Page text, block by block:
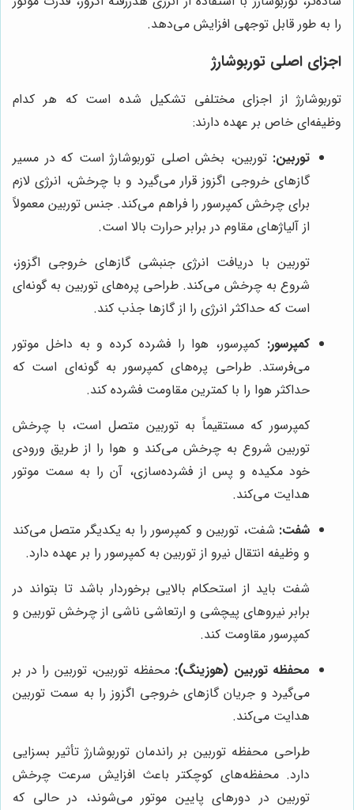
را به طور قابل توجهی افزایش می‌دهد.
اجزای اصلی توربوشارژ
توربوشارژ از اجزای مختلفی تشکیل شده است که هر کدام
وظیفه‌ای خاص بر عهده دارند:
توربین: توربین، بخش اصلی توربوشارژ است که در مسیر
گازهای خروجی اگزوز قرار می‌گیرد و با چرخش، انرژی لازم
برای چرخش کمپرسور را فراهم می‌کند. جنس توربین معمولاً
از آلیاژهای مقاوم در برابر حرارت بالا است.
توربین با دریافت انرژی جنبشی گازهای خروجی اگزوز،
شروع به چرخش می‌کند. طراحی پره‌های توربین به گونه‌ای
است که حداکثر انرژی را از گازها جذب کند.
کمپرسور: کمپرسور، هوا را فشرده کرده و به داخل موتور
می‌فرستد. طراحی پره‌های کمپرسور به گونه‌ای است که
حداکثر هوا را با کمترین مقاومت فشرده کند.
کمپرسور که مستقیماً به توربین متصل است، با چرخش
توربین شروع به چرخش می‌کند و هوا را از طریق ورودی
خود مکیده و پس از فشرده‌سازی، آن را به سمت موتور
هدایت می‌کند.
شفت: شفت، توربین و کمپرسور را به یکدیگر متصل می‌کند
و وظیفه انتقال نیرو از توربین به کمپرسور را بر عهده دارد.
شفت باید از استحکام بالایی برخوردار باشد تا بتواند در
برابر نیروهای پیچشی و ارتعاشی ناشی از چرخش توربین و
کمپرسور مقاومت کند.
محفظه توربین (هوزینگ): محفظه توربین، توربین را در بر
می‌گیرد و جریان گازهای خروجی اگزوز را به سمت توربین
هدایت می‌کند.
طراحی محفظه توربین بر راندمان توربوشارژ تأثیر بسزایی
دارد. محفظه‌های کوچکتر باعث افزایش سرعت چرخش
توربین در دورهای پایین موتور می‌شوند، در حالی که